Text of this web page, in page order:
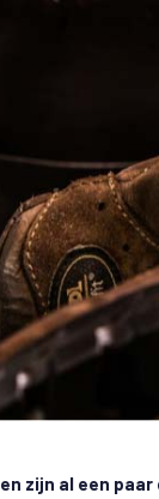
zijn al een